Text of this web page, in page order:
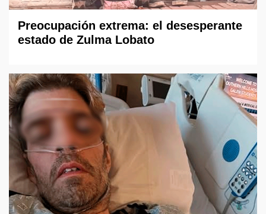
Preocupación extrema: el desesperante
estado de Zulma Lobato